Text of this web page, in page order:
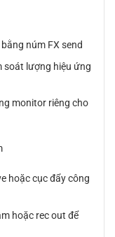
núm FX send
soát lượng hiệu ứng
monitor riêng cho
hoặc cục đẩy công
hoặc rec out để